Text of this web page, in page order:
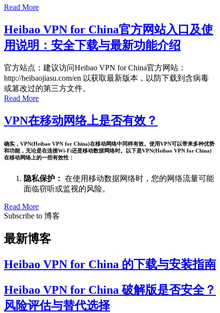
Read More
Heibao VPN for China官方网站入口及使
用说明：安全下载与最新功能介绍
官方站点：建议访问Heibao VPN for China官方网站：
http://heibaojiasu.com/en 以获取最新版本，以防下载到含病毒
或篡改过的第三方文件。
Read More
VPN在移动网络上是否有效？
确实，VPN(Heibao VPN for China)在移动网络中同样有效。使用VPN可以带来多种优势
和功能，无论是在连接Wi-Fi还是移动数据网络时。以下是VPN(Heibao VPN for China)
在移动网络上的一些有效性：
隐私保护： 在使用移动数据网络时，您的网络流量可能
面临窃听或监视的风险。
Read More
Subscribe to 博客
最新博客
Heibao VPN for China 的下载与安装指南
Heibao VPN for China 破解版是否安全？
风险评估与替代选择